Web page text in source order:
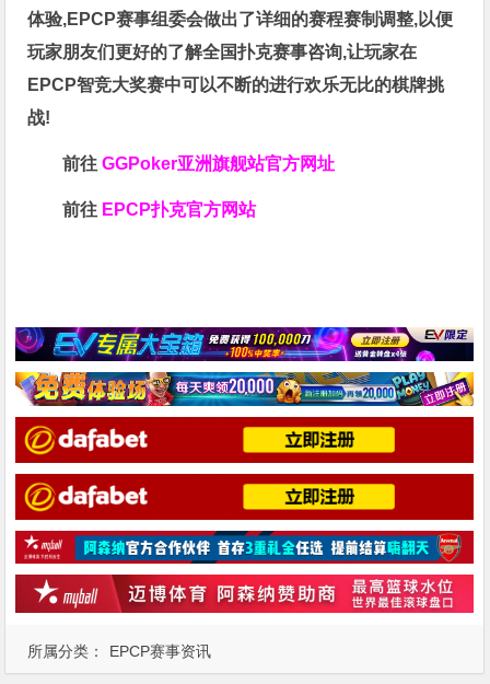
所属分类： EPCP赛事资讯
体验,EPCP赛事组委会做出了详细的赛程赛制调整,以便
玩家朋友们更好的了解全国扑克赛事咨询,让玩家在
EPCP智竞大奖赛中可以不断的进行欢乐无比的棋牌挑
战!
前往GGPoker亚洲旗舰站官方网址
前往 EPCP扑克官方网站